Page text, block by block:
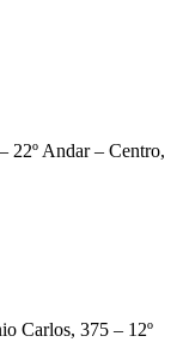
22º Andar – Centro,
Carlos, 375 – 12º